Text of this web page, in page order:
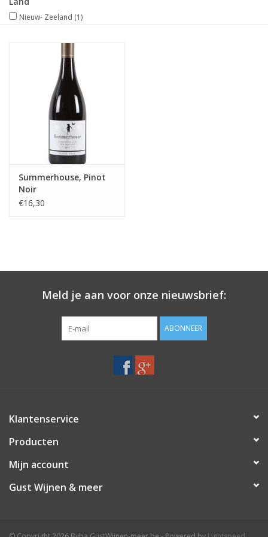
Nieuw- Zeeland (1)
Summerhouse, Pinot
Noir
€16,30
Meld je aan voor onze nieuwsbrief:
ABONNEER
Klantenservice
Producten
Mijn account
Gust Wijnen & meer